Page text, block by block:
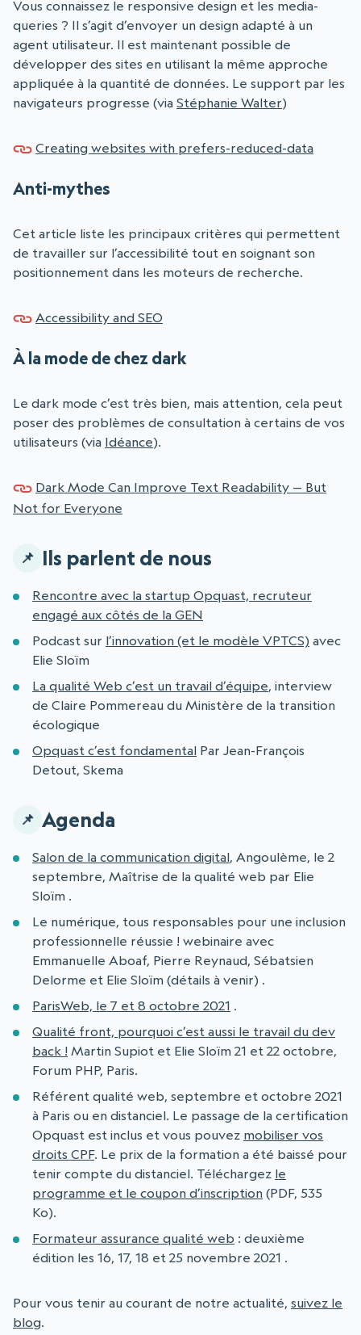
Vous connaissez le responsive design et les media-
queries ? Il s’agit d’envoyer un design adapté à un
agent utilisateur. Il est maintenant possible de
développer des sites en utilisant la même approche
appliquée à la quantité de données. Le support par les
navigateurs progresse (via Stéphanie Walter)
Creating websites with prefers-reduced-data
Anti-mythes
Cet article liste les principaux critères qui permettent
de travailler sur l’accessibilité tout en soignant son
positionnement dans les moteurs de recherche.
Accessibility and SEO
À la mode de chez dark
Le dark mode c’est très bien, mais attention, cela peut
poser des problèmes de consultation à certains de vos
utilisateurs (via Idéance).
Dark Mode Can Improve Text Readability — But
Not for Everyone
Ils parlent de nous
Rencontre avec la startup Opquast, recruteur
engagé aux côtés de la GEN
Podcast sur l’innovation (et le modèle VPTCS) avec
Elie Sloïm
La qualité Web c’est un travail d’équipe, interview
de Claire Pommereau du Ministère de la transition
écologique
Opquast c’est fondamental Par Jean-François
Detout, Skema
Agenda
Salon de la communication digital, Angoulème, le 2
septembre, Maîtrise de la qualité web par Elie
Sloïm .
Le numérique, tous responsables pour une inclusion
professionnelle réussie ! webinaire avec
Emmanuelle Aboaf, Pierre Reynaud, Sébatsien
Delorme et Elie Sloïm (détails à venir) .
ParisWeb, le 7 et 8 octobre 2021 .
Qualité front, pourquoi c’est aussi le travail du dev
back ! Martin Supiot et Elie Sloïm 21 et 22 octobre,
Forum PHP, Paris.
Référent qualité web, septembre et octobre 2021
à Paris ou en distanciel. Le passage de la certification
Opquast est inclus et vous pouvez mobiliser vos
droits CPF. Le prix de la formation a été baissé pour
tenir compte du distanciel. Téléchargez le
programme et le coupon d’inscription (PDF, 535
Ko).
Formateur assurance qualité web : deuxième
édition les 16, 17, 18 et 25 novembre 2021 .
Pour vous tenir au courant de notre actualité, suivez le
blog.